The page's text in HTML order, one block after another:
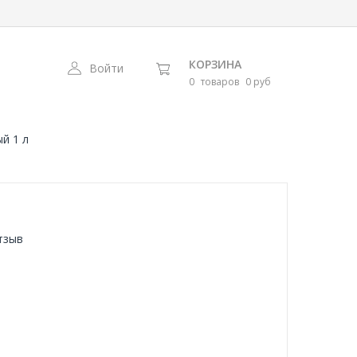
Войти КОРЗИНА
0 товаров 0 руб
1 л